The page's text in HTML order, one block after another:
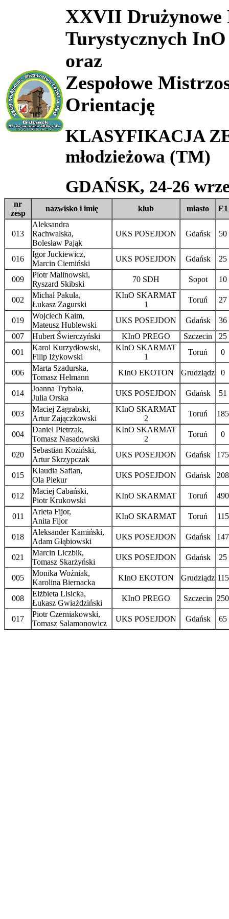
XXVII Drużynowe
Turystycznych InO
oraz
Zespołowe
Orientację
KLASYFIKACJA
młodzieżowa (TM)
GDAŃSK, 24-26
nr
zesp
nazwisko i imię klub miasto E1
013
Aleksandra
Rachwalska,
Bolesław Pająk
UKS POSEJDON Gdańsk 50
016
Igor Juckiewicz,
Marcin Ciemiński
UKS POSEJDON Gdańsk 25
009
Piotr Malinowski,
Ryszard Skibski
70 SDH Sopot 10
002
Michał Pakuła,
Łukasz Zagurski
KInO SKARMAT
1
Toruń 27
019
Wojciech Kaim,
Mateusz Hublewski
UKS POSEJDON Gdańsk
36
007
Hubert Świerczyński KInO PREGO Szczecin
25
001
Karol Kurzydłowski,
Filip Iżykowski
KInO SKARMAT
1
Toruń 0
006
Marta Szadurska,
Tomasz Helmann
KInO EKOTON Grudziądz 0
014
Joanna Trybała,
Julia Orska
UKS POSEJDON Gdańsk 51
003
Maciej Zagrabski,
Artur Zajączkowski
KInO SKARMAT
2
Toruń 185
004
Daniel Pietrzak,
Tomasz Nasadowski
KInO SKARMAT
2
Toruń 0
020
Sebastian Koziński,
Artur Skrzypczak
UKS POSEJDON Gdańsk 175
015
Klaudia Safian,
Ola Piekur
UKS POSEJDON Gdańsk 208
012
Maciej Cabański,
Piotr Krukowski
KInO SKARMAT Toruń 490
011
Arleta Fijor,
Anita Fijor
KInO SKARMAT Toruń 115
018
Aleksander Kamiński,
Adam Głąbiowski
UKS POSEJDON Gdańsk 147
021
Marcin Liczbik,
Tomasz Skarżyński
UKS POSEJDON Gdańsk 25
005
Monika Woźniak,
Karolina Biernacka
KInO EKOTON Grudziądz 115
008
Elżbieta Lisicka,
Łukasz Gwiażdziński
KInO PREGO Szczecin 250
017
Piotr Czerniakowski,
Tomasz Salamonowicz
UKS POSEJDON Gdańsk 65